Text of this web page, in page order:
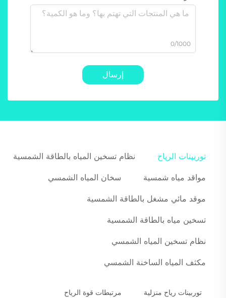
0/1000
إرسال
توربينات الرياح نظام تسخين المياه بالطاقة الشمسية
مواقد مياه شمسية سخان المياه الشمسي
موقد مائي مشغل بالطاقة الشمسية
تسخين مياه بالطاقة الشمسية
نظام تسخين المياه الشمسي
مكثف المياه الساخنة الشمسي
توربينات رياح منزلية مرتبطات قوة الرياح